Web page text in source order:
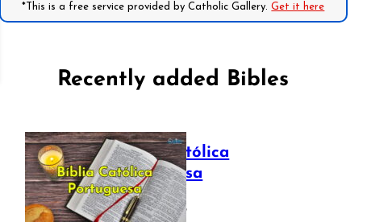
*This is a free service provided by Catholic Gallery.Get it here
Recently added Bibles
Bíblia Católica
Portuguesa
July 16, 2025